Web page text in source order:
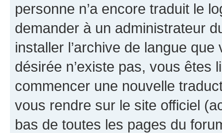
personne n’a encore traduit le
demander à un administrateur
installer l’archive de langue
désirée n’existe pas, vous êtes
commencer une nouvelle
vous rendre sur le site officiel
bas de toutes les pages du